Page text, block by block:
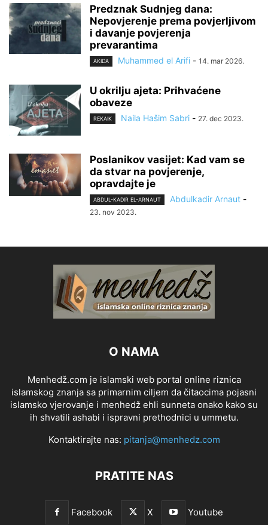
Predznak Sudnjeg dana:
Nepovjerenje prema povjerljivom
i davanje povjerenja
prevarantima
AKIDA Muhammed el Arifi - 14. mar 2026.
U okrilju ajeta: Prihvaćene
obaveze
REKAIK Naila Hašim Sabri - 27. dec 2023.
Poslanikov vasijet: Kad vam se
da stvar na povjerenje,
opravdajte je
ABDUL-KADIR EL-ARNAUT Abdulkadir Arnaut -
23. nov 2023.
O NAMA
Menhedž.com je islamski web portal online riznica
islamskog znanja sa primarnim ciljem da čitaocima pojasni
islamsko vjerovanje i menhedž ehli sunneta onako kako su
ih shvatili ashabi i ispravni prethodnici u ummetu.
Kontaktirajte nas: pitanja@menhedz.com
PRATITE NAS
Facebook X Youtube